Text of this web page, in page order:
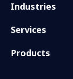
Industries
Services
Products